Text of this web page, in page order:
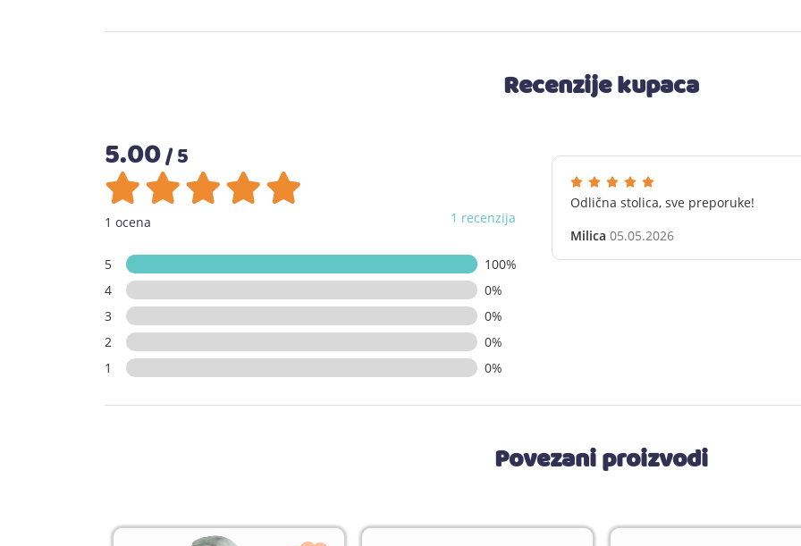
Recenzije kupaca
5.00/ 5
1 ocena 1 recenzija
5
100%
4
0%
3
0%
2
0%
1
0%
Odlična stolica, sve preporuke!
Milica 05.05.2026
Povezani proizvodi